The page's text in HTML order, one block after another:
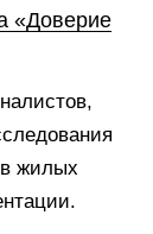
«Доверие
жилых